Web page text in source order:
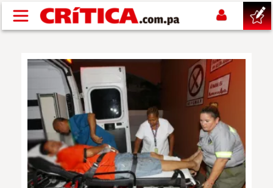
Pasar al contenido principal
NACIONAL
POLÍTICA